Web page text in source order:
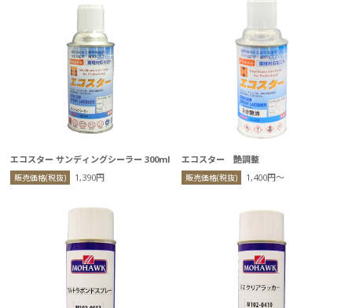
エコスター サンディングシーラー 300ml
販売価格(税抜) 1,390円
エコスター 艶調整
販売価格(税抜) 1,400円〜